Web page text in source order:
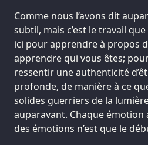
Comme nous l’avons dit
subtil, mais c’est le travail
ici pour apprendre à propos
apprendre qui vous êtes;
ressentir une authenticité
profonde, de manière à ce
solides guerriers de la
auparavant. Chaque émotion
des émotions n’est que le